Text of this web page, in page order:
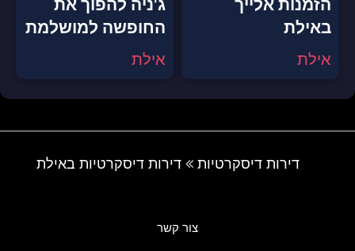
באילת
אילת
החופשה למושלמת
אילת
דירות דיסקרטיות דירות דיסקרטיות באילת
צור קשר